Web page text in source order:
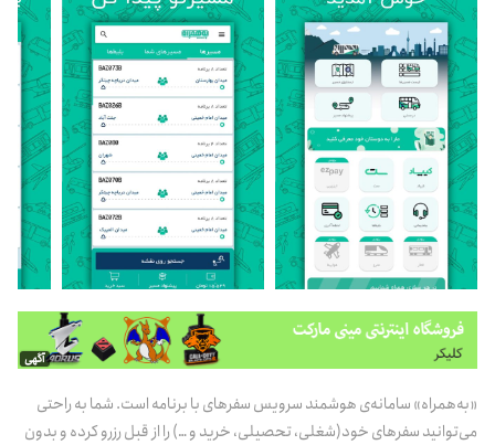
آگهی
«به‌­همراه» سامانه‌ی هوشمند سرویس سفرهای با برنامه است. شما به راحتی
می‌­توانید سفرهای خود(شغلی، تحصیلی، خرید و …) را از قبل رزرو کرده و بدون